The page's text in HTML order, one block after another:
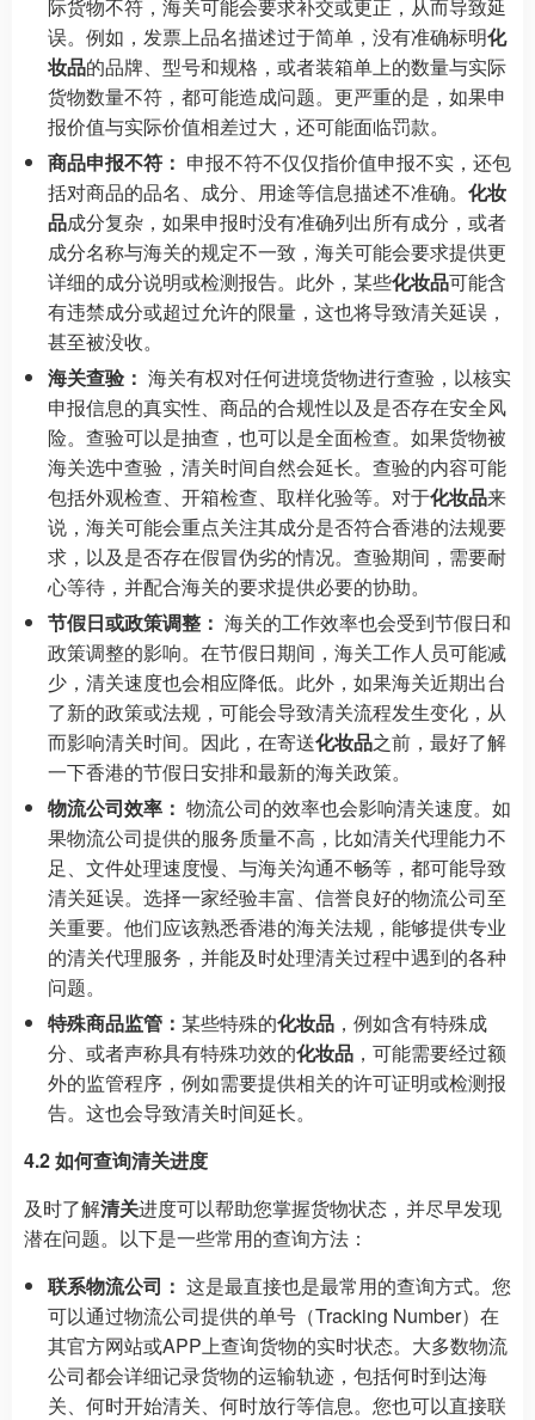
际货物不符，海关可能会要求补交或更正，从而导致延
误。例如，发票上品名描述过于简单，没有准确标明化
妆品的品牌、型号和规格，或者装箱单上的数量与实际
货物数量不符，都可能造成问题。更严重的是，如果申
报价值与实际价值相差过大，还可能面临罚款。
商品申报不符： 申报不符不仅仅指价值申报不实，还包
括对商品的品名、成分、用途等信息描述不准确。 化妆
品成分复杂，如果申报时没有准确列出所有成分，或者
成分名称与海关的规定不一致，海关可能会要求提供更
详细的成分说明或检测报告。此外，某些化妆品可能含
有违禁成分或超过允许的限量，这也将导致清关延误，
甚至被没收。
海关查验： 海关有权对任何进境货物进行查验，以核实
申报信息的真实性、商品的合规性以及是否存在安全风
险。查验可以是抽查，也可以是全面检查。如果货物被
海关选中查验，清关时间自然会延长。查验的内容可能
包括外观检查、开箱检查、取样化验等。对于化妆品来
说，海关可能会重点关注其成分是否符合香港的法规要
求，以及是否存在假冒伪劣的情况。查验期间，需要耐
心等待，并配合海关的要求提供必要的协助。
节假日或政策调整： 海关的工作效率也会受到节假日和
政策调整的影响。在节假日期间，海关工作人员可能减
少，清关速度也会相应降低。此外，如果海关近期出台
了新的政策或法规，可能会导致清关流程发生变化，从
而影响清关时间。因此，在寄送化妆品之前，最好了解
一下香港的节假日安排和最新的海关政策。
物流公司效率： 物流公司的效率也会影响清关速度。如
果物流公司提供的服务质量不高，比如清关代理能力不
足、文件处理速度慢、与海关沟通不畅等，都可能导致
清关延误。选择一家经验丰富、信誉良好的物流公司至
关重要。他们应该熟悉香港的海关法规，能够提供专业
的清关代理服务，并能及时处理清关过程中遇到的各种
问题。
特殊商品监管： 某些特殊的化妆品 ，例如含有特殊成
分、或者声称具有特殊功效的化妆品 ，可能需要经过额
外的监管程序，例如需要提供相关的许可证明或检测报
告。这也会导致清关时间延长。
4.2 如何查询清关进度
及时了解清关进度可以帮助您掌握货物状态，并尽早发现
潜在问题。以下是一些常用的查询方法：
联系物流公司： 这是最直接也是最常用的查询方式。您
可以通过物流公司提供的单号（Tracking Number）在
其官方网站或APP上查询货物的实时状态。大多数物流
公司都会详细记录货物的运输轨迹，包括何时到达海
关、何时开始清关、何时放行等信息。您也可以直接联